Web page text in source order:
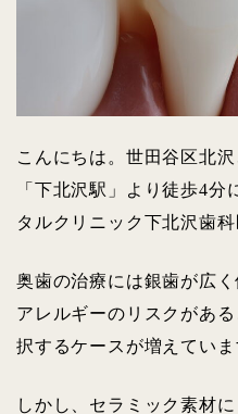
こんにちは。世田谷区北
「下北沢駅」より徒歩4
タルクリニック下北沢歯科
奥歯の治療には銀歯が広
アレルギーのリスクがあ
択するケースが増えていま
しかし、セラミック素材